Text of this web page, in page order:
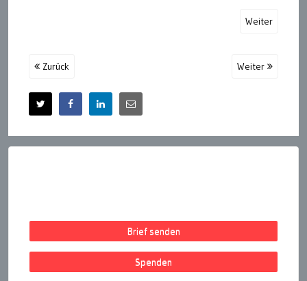
Weiter
Zurück Weiter
Brief senden
Spenden